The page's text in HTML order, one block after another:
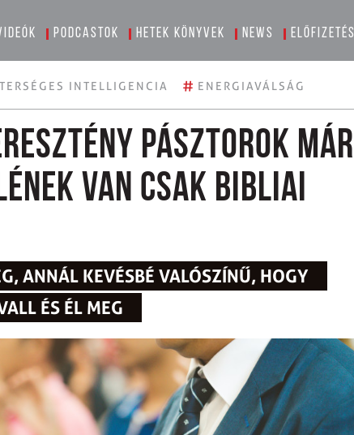
Podcastok Hetek könyvek News Előfizetés
INTELLIGENCIA # ENERGIAVÁLSÁG
pásztorok már
van csak bibliai
ANNÁL KEVÉSBÉ VALÓSZÍNŰ, HOGY
ÉS ÉL MEG